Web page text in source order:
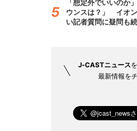
「想定外でいいのか
ウンスは？」 イオ
い記者質問に疑問も
J-CASTニュース
最新情報を